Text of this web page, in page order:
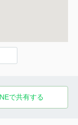
で共有する